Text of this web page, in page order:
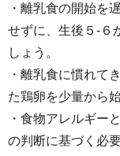
・離乳食の開始を
せずに、生後５-６
しょう。
・離乳食に慣れて
た鶏卵を少量から
・食物アレルギー
の判断に基づく必